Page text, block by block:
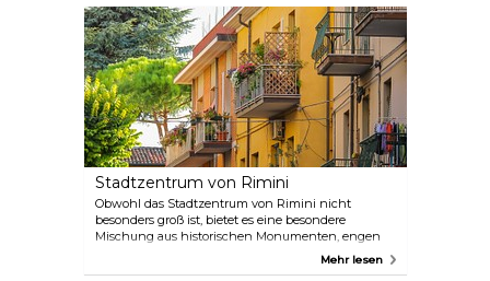
Stadtzentrum von Rimini
Obwohl das Stadtzentrum von Rimini nicht
besonders groß ist, bietet es eine besondere
Mischung aus historischen Monumenten, engen
Gassen mit antiken Gebäuden, einzigartigen
Mehr lesen